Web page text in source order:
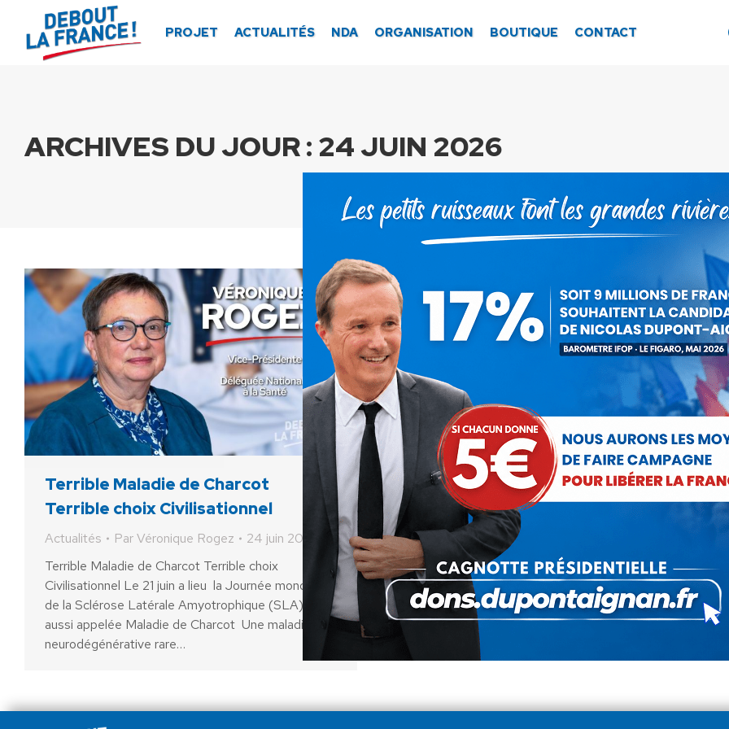
PROJET ACTUALITÉS NDA ORGANISATION BOUTIQUE CONTACT
ARCHIVES DU JOUR : 24 JUIN 2026
Terrible Maladie de Charcot
Terrible choix Civilisationnel
Actualités ParVéronique Rogez
24 juin 2026
Terrible Maladie de Charcot Terrible choix
Civilisationnel Le 21 juin a lieu la Journée mondiale
de la Sclérose Latérale Amyotrophique (SLA),
aussi appelée Maladie de Charcot Une maladie
neurodégénérative rare…
Panneau de gestion des cookies